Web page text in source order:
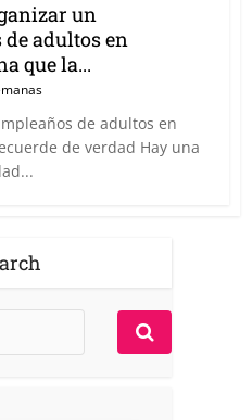
un
adultos en
que la...
de adultos en
de verdad Hay una